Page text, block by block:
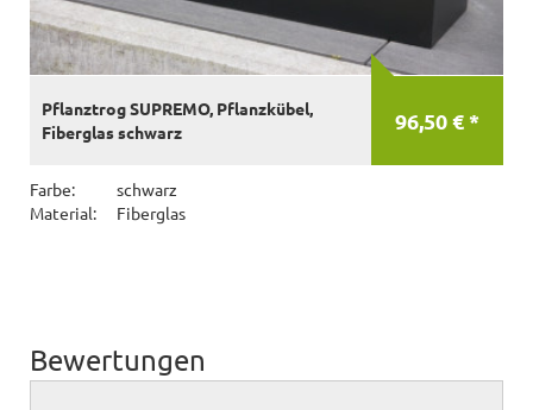
96,50 € *
Pflanztrog SUPREMO, Pflanzkübel,
Fiberglas schwarz
Farbe:
schwarz
Material:
Fiberglas
Bewertungen